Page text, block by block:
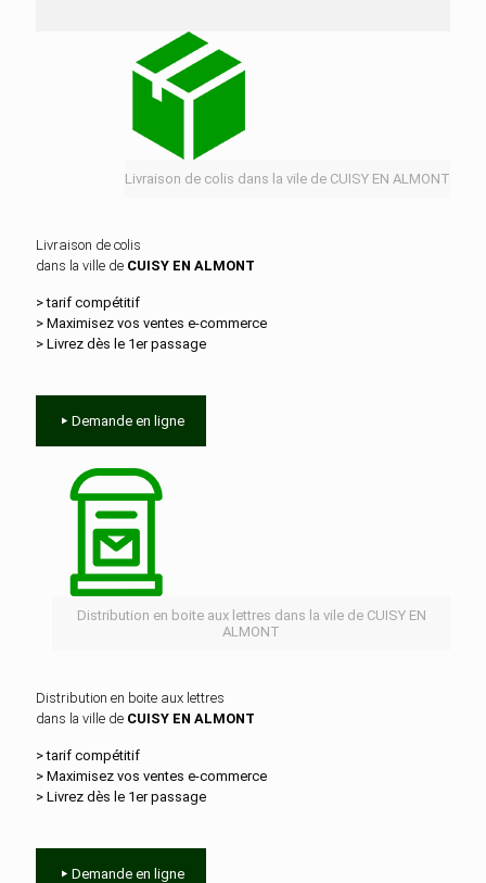
Livraison de colis dans la vile de CUISY EN ALMONT
Livraison de colis
dans la ville de CUISY EN ALMONT
> tarif compétitif
> Maximisez vos ventes e‑commerce
> Livrez dès le 1er passage
Demande en ligne
Distribution en boite aux lettres dans la vile de CUISY EN
ALMONT
Distribution en boite aux lettres
dans la ville de CUISY EN ALMONT
> tarif compétitif
> Maximisez vos ventes e‑commerce
> Livrez dès le 1er passage
Demande en ligne